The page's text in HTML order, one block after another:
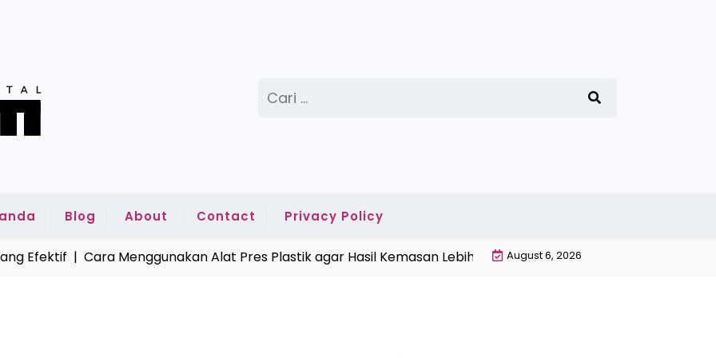
untuk:
Blog About Contact Privacy Policy
Efektif |Cara Menggunakan Alat Pres Plastik agar Hasil Kemasan Lebih Rapi |Cara Memilih Alat Pres Plastik
August 6, 2026